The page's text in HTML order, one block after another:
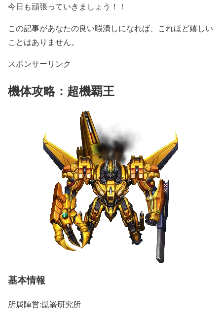
今日も頑張っていきましょう！！
この記事があなたの良い暇潰しになれば、これほど嬉しい
ことはありません。
スポンサーリンク
機体攻略：超機覇王
基本情報
所属陣営:崑崙研究所